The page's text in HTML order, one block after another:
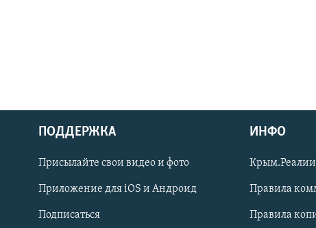
Українською
Qırımtatar
ПРИСОЕДИНЯЙТЕСЬ!
ПОДДЕРЖКА
Присылайте свои видео и фото
Приложение для iOS и Андроид
Подписаться
ИНФО
Правила
Правила